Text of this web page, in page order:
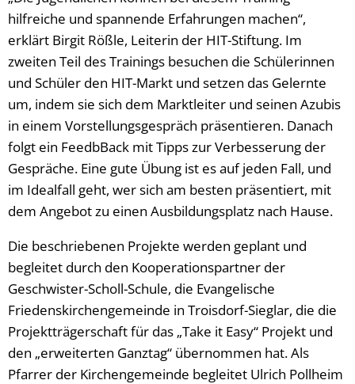
hilfreiche und spannende Erfahrungen machen“,
erklärt Birgit Rößle, Leiterin der HIT-Stiftung. Im
zweiten Teil des Trainings besuchen die Schülerinnen
und Schüler den HIT-Markt und setzen das Gelernte
um, indem sie sich dem Marktleiter und seinen Azubis
in einem Vorstellungsgespräch präsentieren. Danach
folgt ein FeedbBack mit Tipps zur Verbesserung der
Gespräche. Eine gute Übung ist es auf jeden Fall, und
im Idealfall geht, wer sich am besten präsentiert, mit
dem Angebot zu einen Ausbildungsplatz nach Hause.
Die beschriebenen Projekte werden geplant und
begleitet durch den Kooperationspartner der
Geschwister-Scholl-Schule, die Evangelische
Friedenskirchengemeinde in Troisdorf-Sieglar, die die
Projektträgerschaft für das „Take it Easy“ Projekt und
den „erweiterten Ganztag“ übernommen hat. Als
Pfarrer der Kirchengemeinde begleitet Ulrich Pollheim